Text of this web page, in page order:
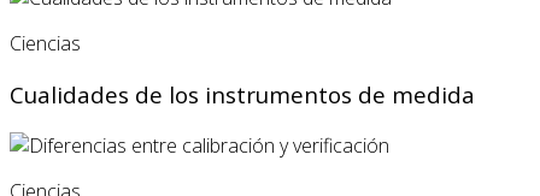
Ciencias
Cualidades de los instrumentos de medida
Ciencias